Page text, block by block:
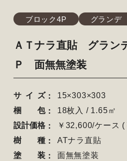
ブロック4P グランデ
ＡＴナラ直貼 グラン
Ｐ 面無無塗装
サイズ
15×303×303
梱包
18枚入 / 1.65㎡
設計価格
￥32,600/ケース
樹種
ATナラ直貼
塗装
面無無塗装